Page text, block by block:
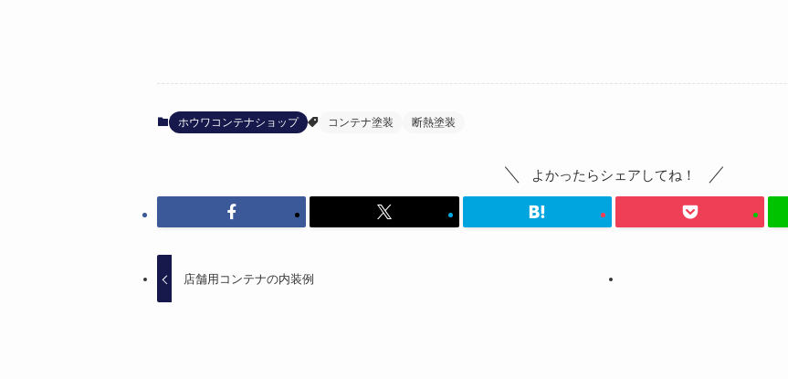
ホウワコンテナショップ コンテナ塗装 断熱塗装
よかったらシェアしてね！
店舗用コンテナの内装例